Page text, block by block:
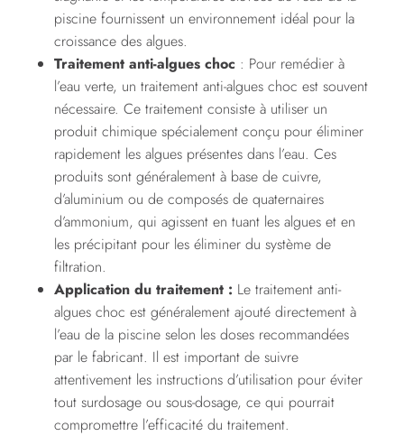
piscine fournissent un environnement idéal pour la
croissance des algues.
Traitement anti-algues choc : Pour remédier à
l’eau verte, un traitement anti-algues choc est souvent
nécessaire. Ce traitement consiste à utiliser un
produit chimique spécialement conçu pour éliminer
rapidement les algues présentes dans l’eau. Ces
produits sont généralement à base de cuivre,
d’aluminium ou de composés de quaternaires
d’ammonium, qui agissent en tuant les algues et en
les précipitant pour les éliminer du système de
filtration.
Application du traitement : Le traitement anti-
algues choc est généralement ajouté directement à
l’eau de la piscine selon les doses recommandées
par le fabricant. Il est important de suivre
attentivement les instructions d’utilisation pour éviter
tout surdosage ou sous-dosage, ce qui pourrait
compromettre l’efficacité du traitement.